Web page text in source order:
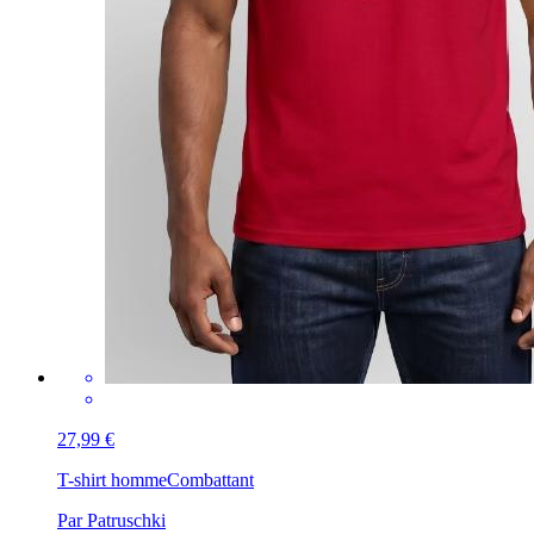
27,99 €
T-shirt hommeCombattant
Par Patruschki